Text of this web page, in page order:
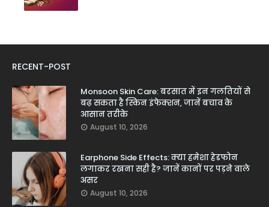
RECENT-POST
Monsoon Skin Care: बरसात में इन गलतियों से
बढ़ सकता है स्किन इंफेक्शन, जानें बचाव के
आसान तरीके
August 10, 2026
Earphone Side Effects: क्या हमेशा हेडफोन
लगाकर रखना सही है? जानें कानों पर पड़ने वाले
असर
August 10, 2026